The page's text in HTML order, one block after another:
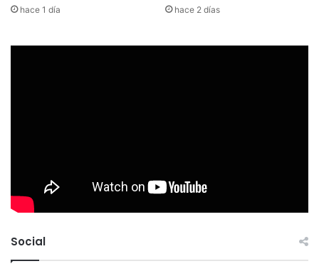
hace 1 día hace 2 días
Social